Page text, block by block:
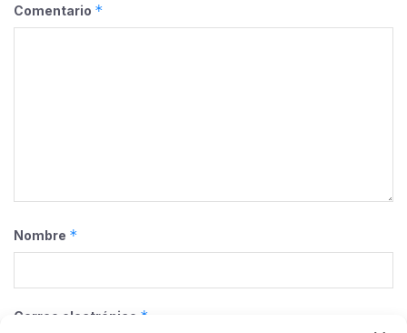
Comentario *
Nombre *
Correo electrónico *